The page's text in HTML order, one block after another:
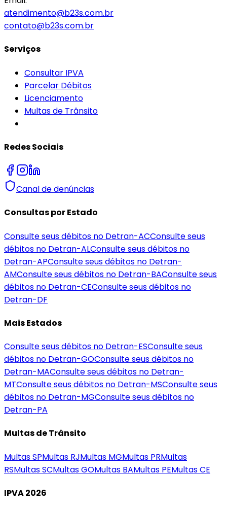
atendimento@b23s.com.br
contato@b23s.com.br
Serviços
Consultar IPVA
Parcelar Débitos
Licenciamento
Multas de Trânsito
Redes Sociais
Canal de denúncias
Consultas por Estado
Consulte seus débitos no Detran-ACConsulte seus
débitos no Detran-ALConsulte seus débitos no
Detran-APConsulte seus débitos no Detran-
AMConsulte seus débitos no Detran-BAConsulte seus
débitos no Detran-CEConsulte seus débitos no
Detran-DF
Mais Estados
Consulte seus débitos no Detran-ESConsulte seus
débitos no Detran-GOConsulte seus débitos no
Detran-MAConsulte seus débitos no Detran-
MTConsulte seus débitos no Detran-MSConsulte seus
débitos no Detran-MGConsulte seus débitos no
Detran-PA
Multas de Trânsito
MultasSPMultas RJMultas MGMultas PRMultas
RSMultasSCMultasGOMultas BAMultas PEMultasCE
IPVA 2026